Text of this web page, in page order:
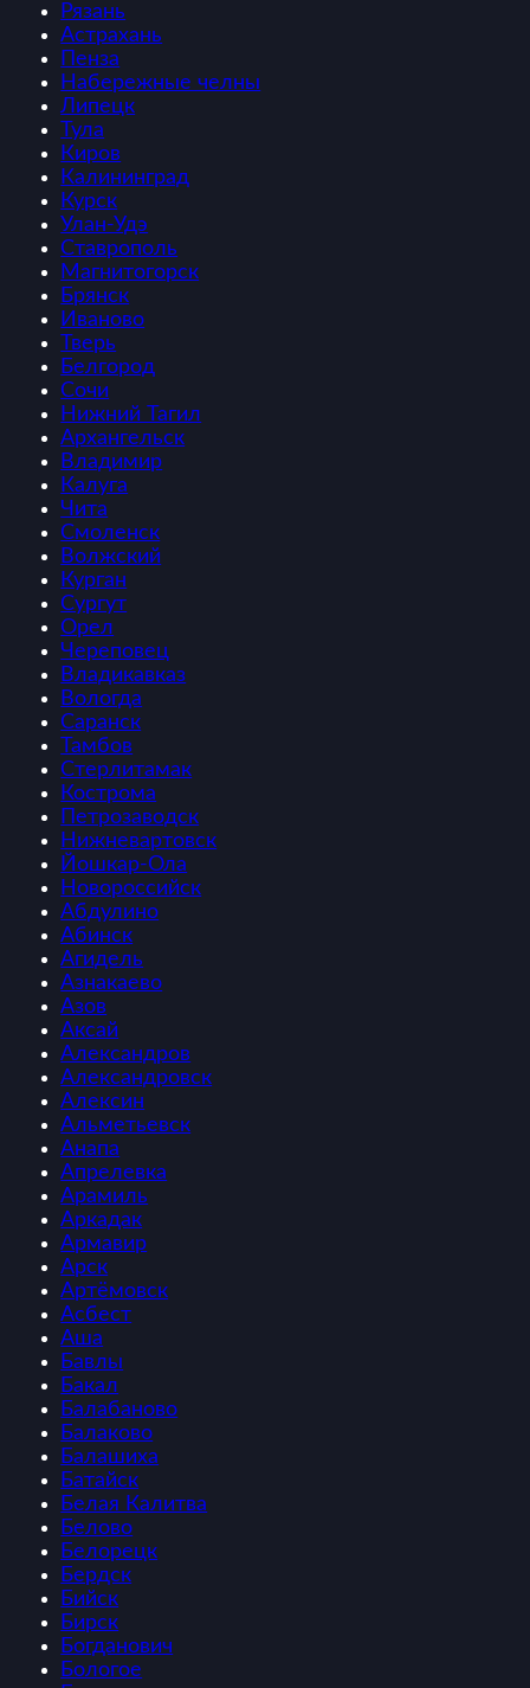
Рязань
Астрахань
Пенза
Набережные челны
Липецк
Тула
Киров
Калининград
Курск
Улан-Удэ
Ставрополь
Магнитогорск
Брянск
Иваново
Тверь
Белгород
Сочи
Нижний Тагил
Архангельск
Владимир
Калуга
Чита
Смоленск
Волжский
Курган
Сургут
Орел
Череповец
Владикавказ
Вологда
Саранск
Тамбов
Стерлитамак
Кострома
Петрозаводск
Нижневартовск
Йошкар-Ола
Новороссийск
Абдулино
Абинск
Агидель
Азнакаево
Азов
Аксай
Александров
Александровск
Алексин
Альметьевск
Анапа
Апрелевка
Арамиль
Аркадак
Армавир
Арск
Артёмовск
Асбест
Аша
Бавлы
Бакал
Балабаново
Балаково
Балашиха
Батайск
Белая Калитва
Белово
Белорецк
Бердск
Бийск
Бирск
Богданович
Бологое